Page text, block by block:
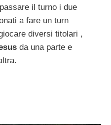
il turno i due
a fare un turn
diversi titolari ,
da una parte e